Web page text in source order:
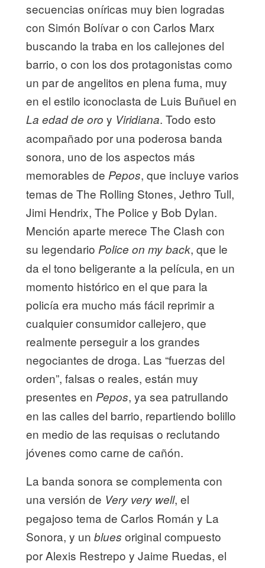
secuencias oníricas muy bien logradas
con Simón Bolívar o con Carlos Marx
buscando la traba en los callejones del
barrio, o con los dos protagonistas como
un par de angelitos en plena fuma, muy
en el estilo iconoclasta de Luis Buñuel en
La edad de oro y Viridiana. Todo esto
acompañado por una poderosa banda
sonora, uno de los aspectos más
memorables de Pepos, que incluye varios
temas de The Rolling Stones, Jethro Tull,
Jimi Hendrix, The Police y Bob Dylan.
Mención aparte merece The Clash con
su legendario Police on my back, que le
da el tono beligerante a la película, en un
momento histórico en el que para la
policía era mucho más fácil reprimir a
cualquier consumidor callejero, que
realmente perseguir a los grandes
negociantes de droga. Las “fuerzas del
orden”, falsas o reales, están muy
presentes en Pepos, ya sea patrullando
en las calles del barrio, repartiendo bolillo
en medio de las requisas o reclutando
jóvenes como carne de cañón.
La banda sonora se complementa con
una versión de Very very well, el
pegajoso tema de Carlos Román y La
Sonora, y un blues original compuesto
por Alexis Restrepo y Jaime Ruedas, el